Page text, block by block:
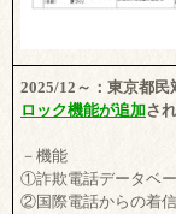
2025/12～：東京都民
ロック機能が追加さ
－機能
①詐欺電話データベ
②国際電話からの着